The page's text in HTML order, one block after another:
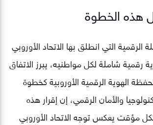
هذه الخطوة
الرقمية التي انطلق بها الاتحاد الأوروبي
رقمية شاملة لكل مواطنيه، يبرز الاتفاق
الهوية الرقمية الأوروبية كخطوة
والأمان الرقمي، إن إقرار هذه
مؤقت يعكس توجه الاتحاد الأوروبي